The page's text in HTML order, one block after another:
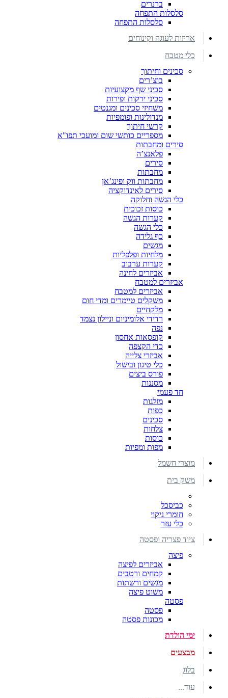
ברנרים
סלסלות התפחה
סלסלות התפחה
אריזות לעוגה וקינוחים
כלי מטבח
סכינים וחיתוך
בוצ’רים
סכיני שף מקצועיות
סכיני ירקות ופירות
משחיזי סכינים ומגנטים
מנדולינות ופומפיות
קרשי חיתוך
מספריים כותשי שום ומועכי תפו"א
סירים ומחבתות
פלאנצ’ה
סירים
מחבתות
מחבתות ווק ופינג’אן
סירים לאינדוקציה
כלי הגשה וחלוקה
כוסות זכוכית
קערות הגשה
כלי הגשה
כף גלידה
מגשים
מלחיות ופלפליות
קערות ערבוב
אביזרים לחינה
אביזרים למטבח
אביזרים למטבח
משקלים טיימרים ומדי חום
מלקחיים
רדידי אלומיניום וניילון נצמד
נפה
קופסאות אחסון
כדי הקצפה
אביזרי צלייה
כלי טיגון ובישול
פורס ביצים
מסננות
חד פעמי
מזלגות
כפות
סכינים
צלחות
כוסות
מפות ומפיות
מוצרי חשמל
משק בית
כביסכל
חומרי ניקוי
כלי עזר
ציוד פצריה ופסטה
פיצה
אביזרים לפיצה
קמחים ורטבים
מגשים ורשתות
משוט פיצה
פסטה
פסטה
מכונות פסטה
ימי הולדת
מבצעים
בלוג
עוד...